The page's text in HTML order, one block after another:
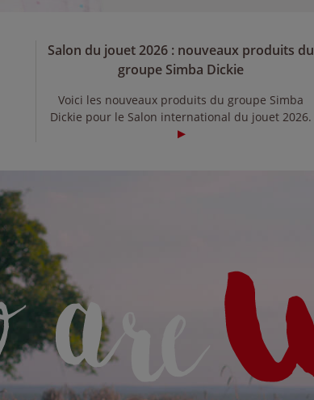
Salon du jouet 2026 : nouveaux produits du
groupe Simba Dickie
Voici les nouveaux produits du groupe Simba
Dickie pour le Salon international du jouet 2026.